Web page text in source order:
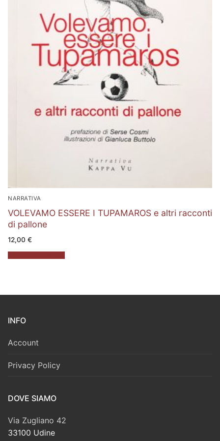
NARRATIVA
VOLEVAMO ESSERE I TUPAMAROS e altri racconti
di pallone
12,00 €
INFO
Account
Privacy Policy
DOVE SIAMO
Via Zugliano 42
33100 Udine